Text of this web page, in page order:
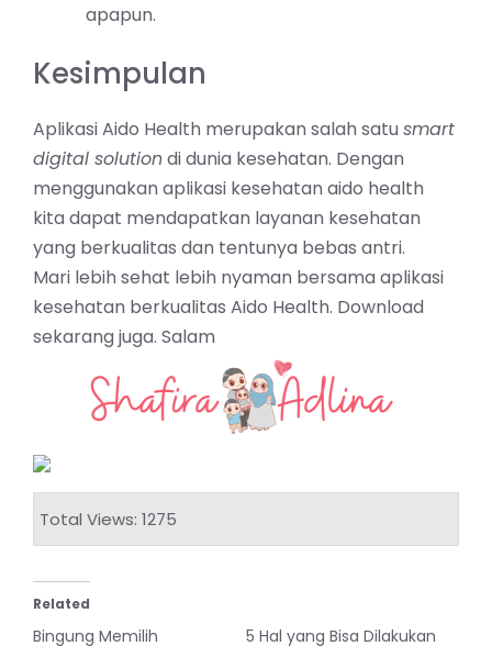
apapun.
Kesimpulan
Aplikasi Aido Health merupakan salah satu smart
digital solutiondi dunia kesehatan. Dengan
menggunakan aplikasi kesehatan aido health
kita dapat mendapatkan layanan kesehatan
yang berkualitas dan tentunya bebas antri.
Mari lebih sehat lebih nyaman bersama aplikasi
kesehatan berkualitas Aido Health. Download
sekarang juga. Salam
Total Views: 1275
Related
Bingung Memilih
5 Hal yang Bisa Dilakukan